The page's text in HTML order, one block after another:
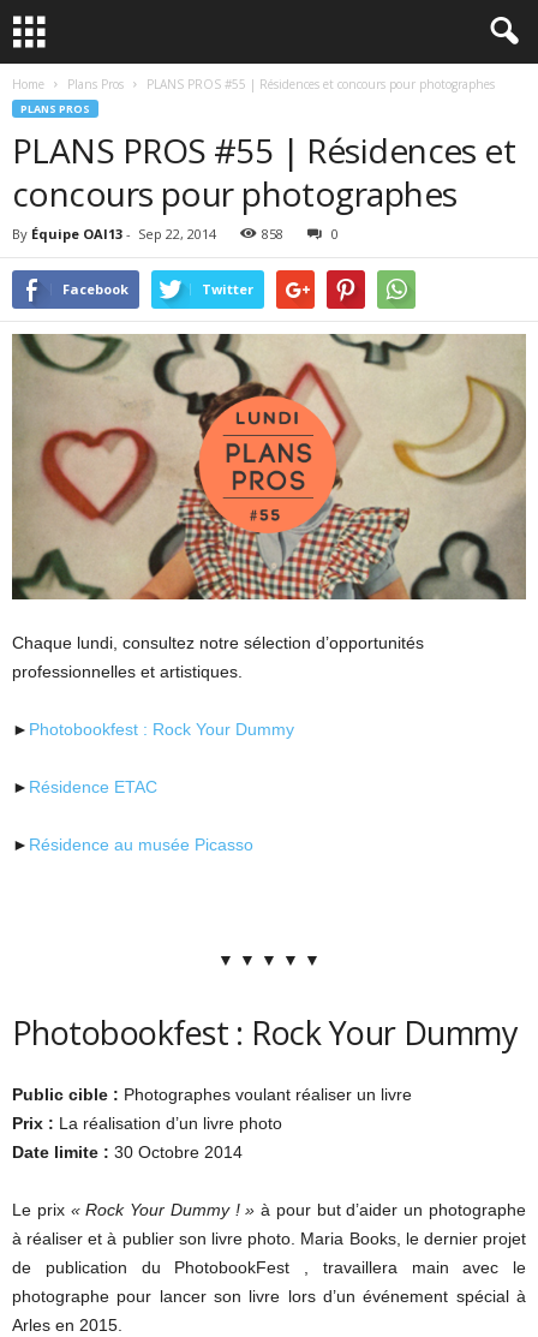
Home Plans Pros PLANS PROS #55 | Résidences et concours pour photographes
PLANS PROS
PLANS PROS #55 | Résidences et
concours pour photographes
By Équipe OAI13 - Sep 22, 2014 858 0
Facebook Twitter
Chaque lundi, consultez notre sélection d’opportunités
professionnelles et artistiques.
► Photobookfest : Rock Your Dummy
► Résidence ETAC
► Résidence au musée Picasso
▼ ▼ ▼ ▼ ▼
Photobookfest : Rock Your Dummy
Public cible : Photographes voulant réaliser un livre
Prix : La réalisation d’un livre photo
Date limite : 30 Octobre 2014
Le prix « Rock Your Dummy ! » à pour but d’aider un photographe
à réaliser et à publier son livre photo. Maria Books, le dernier projet
de publication du PhotobookFest , travaillera main avec le
photographe pour lancer son livre lors d’un événement spécial à
Arles en 2015.